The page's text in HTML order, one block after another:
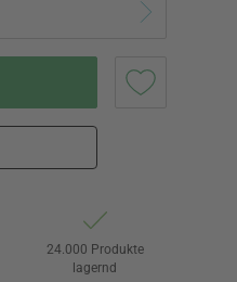
24.000 Produkte
lagernd